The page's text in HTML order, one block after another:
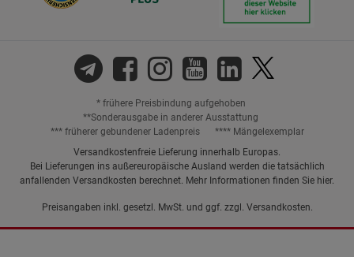
* frühere Preisbindung aufgehoben
**Sonderausgabe in anderer Ausstattung
*** früherer gebundener Ladenpreis
**** Mängelexemplar
Versandkostenfreie Lieferung innerhalb Europas.
Bei Lieferungen ins außereuropäische Ausland werden die tatsächlich
anfallenden Versandkosten berechnet. Mehr Informationen finden Sie hier.
Preisangaben inkl. gesetzl. MwSt. und ggf. zzgl. Versandkosten.